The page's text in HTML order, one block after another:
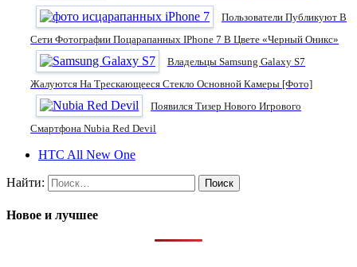
Пользователи Публикуют В
Сети Фотографии Поцарапанных IPhone 7 В Цвете «черный Оникс»
Владельцы Samsung Galaxy S7
Жалуются На Трескающееся Стекло Основной Камеры [фото]
Появился Тизер Нового Игрового
Смартфона Nubia Red Devil
HTC All New One
Найти:
Новое и лучшее